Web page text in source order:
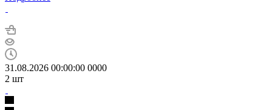
31.08.2026 00:00:00 0000
2 шт